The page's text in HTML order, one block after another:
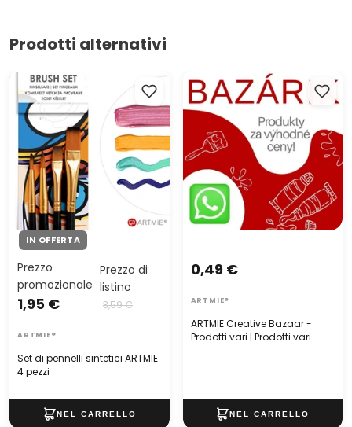
Prodotti alternativi
Set di pennelli sintetici
ARTMIE 4 pezzi
IN OFFERTA
Set di pennelli sintetici ARTMIE
4 pezzi
Prezzo
promozionale
1,95 €
Prezzo di
listino
3,59 €
ARTMIE®
ARTMIE Creative Bazaar -
Prodotti vari | Prodotti vari
ARTMIE Creative Bazaar -
Prodotti vari | Prodotti vari
0,49 €
ARTMIE®